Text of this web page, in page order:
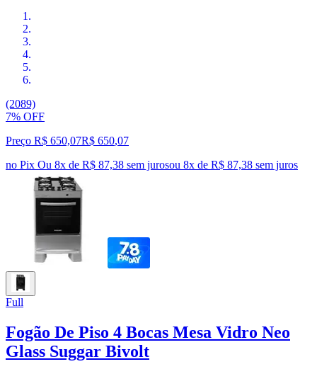
(2089)
7% OFF
Preço R$ 650,07R$ 650,07
no Pix Ou 8x de R$ 87,38 sem jurosou 8x de R$ 87,38 sem juros
Full
Fogão De Piso 4 Bocas Mesa Vidro Neo
Glass Suggar Bivolt